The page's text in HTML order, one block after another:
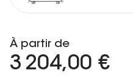
À partir de
3 204,00 €